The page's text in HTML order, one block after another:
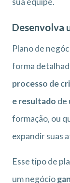
Desenvolva
Plano de
forma
processo de
e resultado de
formação, ou
expandir suas
Esse tipo de
um negócio